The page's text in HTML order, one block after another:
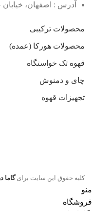
آدرس : اصفهان، خیابان
محصولات ترکیبی
محصولات هورکا (عمده)
قهوه تک خواستگاه
چای و دمنوش
تجهیزات قهوه
کلیه حقوق این سایت برایگاما
منو
فروشگاه